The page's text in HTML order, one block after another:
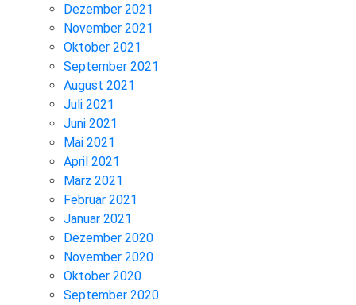
Dezember 2021
November 2021
Oktober 2021
September 2021
August 2021
Juli 2021
Juni 2021
Mai 2021
April 2021
März 2021
Februar 2021
Januar 2021
Dezember 2020
November 2020
Oktober 2020
September 2020